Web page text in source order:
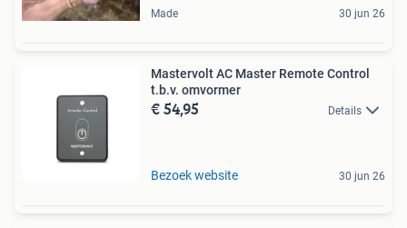
Made 30 jun 26
Mastervolt AC Master Remote Control
t.b.v. omvormer
€ 54,95 Details
Bezoek website 30 jun 26